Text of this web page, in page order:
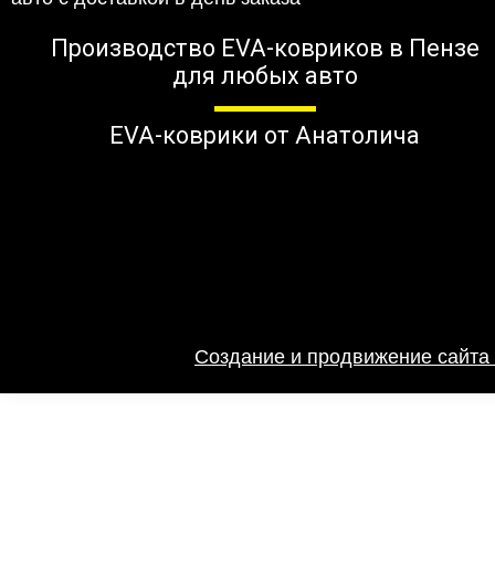
Производство EVA-ковриков в Пензе
для любых авто
EVA-коврики от Анатолича
Создание и продвижение